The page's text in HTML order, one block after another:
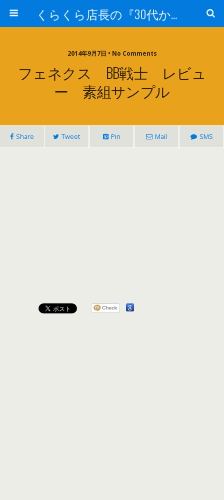
くらくら店長の『30代からのガンプラ工作』
2014年9月7日 • No Comments
フェネクス BB戦士 レビュ
ー 素組サンプル
Share Tweet Pin Mail SMS